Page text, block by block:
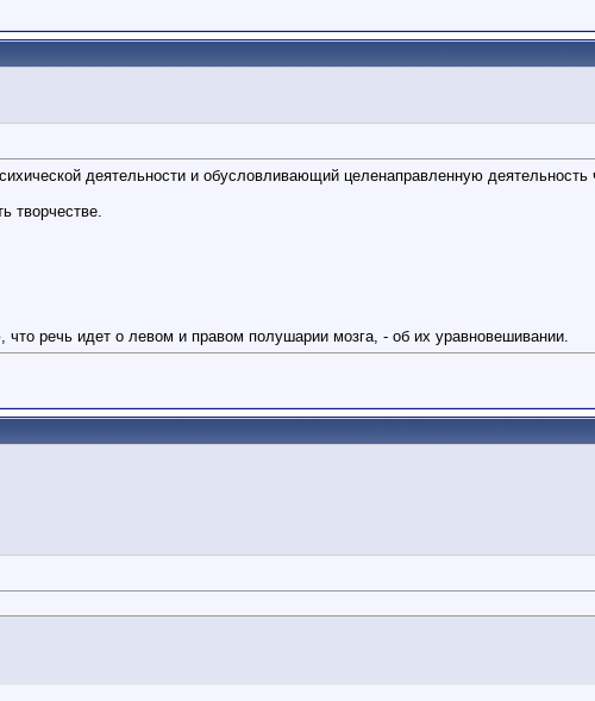
деятельности и обусловливающий целенаправленную деятельность
творчестве.
речь идет о левом и правом полушарии мозга, - об их уравновешивании.